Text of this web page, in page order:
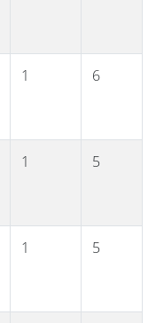
1 6
1 5
1 5